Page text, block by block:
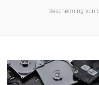
Bescherming van